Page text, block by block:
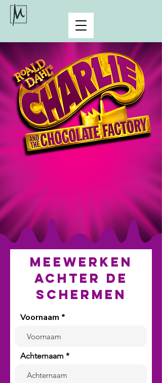
MEEWERKEN
ACHTER DE
SCHERMEN
Voornaam
Achternaam